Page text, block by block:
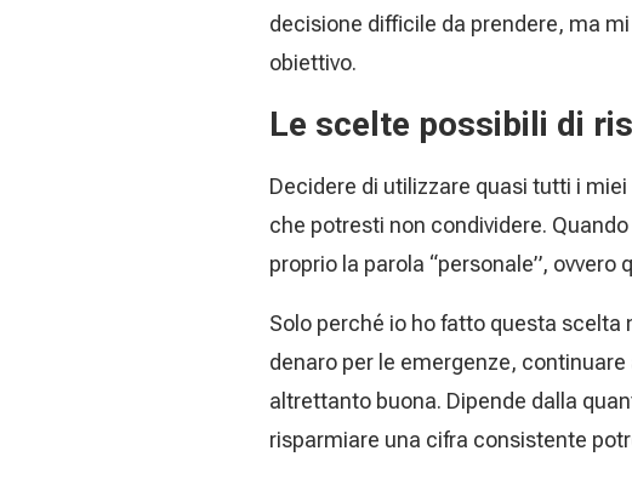
decisione difficile da prendere, ma
obiettivo.
Le scelte possibili di
Decidere di utilizzare quasi tutti i
che potresti non condividere.
proprio la parola “personale”, ovvero
Solo perché io ho fatto questa scelta
denaro per le emergenze,
altrettanto buona. Dipende dalla
risparmiare una cifra consistente